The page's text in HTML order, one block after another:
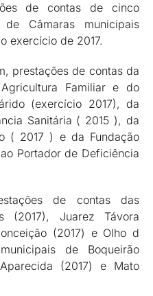
de contas de cinco
Câmaras municipais
exercício de 2017.
prestações de contas da
Familiar e do
(exercício 2017), da
Sanitária ( 2015 ), da
( 2017 ) e da Fundação
Portador de Deficiência
de contas das
(2017), Juarez Távora
(2017) e Olho d
de Boqueirão
(2017) e Mato